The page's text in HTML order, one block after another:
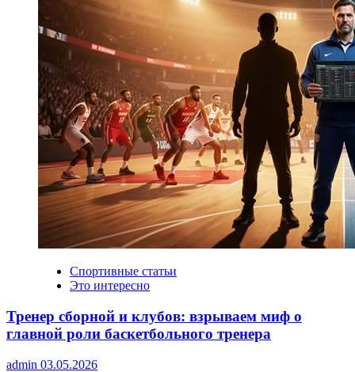
Спортивные статьи
Это интересно
Тренер сборной и клубов: взрываем миф о
главной роли баскетбольного тренера
admin 03.05.2026